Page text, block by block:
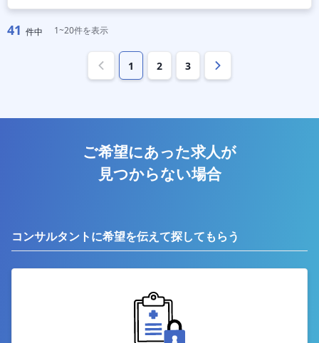
41 件中 1~20件を表示
1 2 3
ご希望にあった求人が
見つからない場合
コンサルタントに希望を伝えて探してもらう